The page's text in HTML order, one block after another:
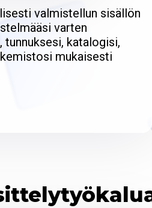
valmistellun sisällön
varten
tunnuksesi, katalogisi,
mukaisesti